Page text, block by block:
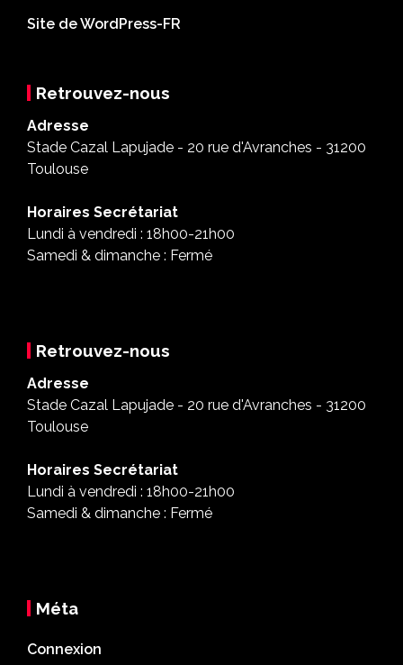
Site de WordPress-FR
Retrouvez-nous
Adresse
Stade Cazal Lapujade - 20 rue d'Avranches - 31200
Toulouse
Horaires Secrétariat
Lundi à vendredi : 18h00-21h00
Samedi & dimanche : Fermé
Retrouvez-nous
Adresse
Stade Cazal Lapujade - 20 rue d'Avranches - 31200
Toulouse
Horaires Secrétariat
Lundi à vendredi : 18h00-21h00
Samedi & dimanche : Fermé
Méta
Connexion